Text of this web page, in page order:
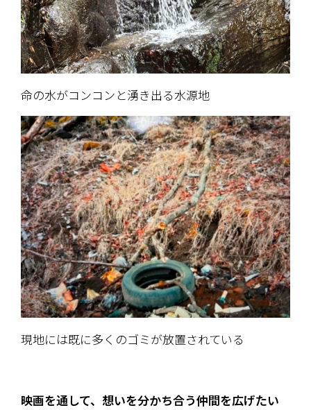
命の水がコンコンと湧き出る水源地
現地には既に多くのゴミが放置されている
映画を通して、想いを分かち合う仲間を広げたい